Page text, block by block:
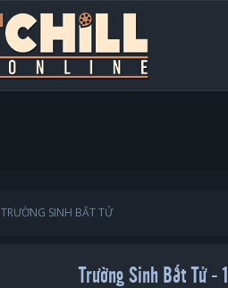
TRƯỜNG SINH BẤT TỬ
Trường Sinh Bất Tử -